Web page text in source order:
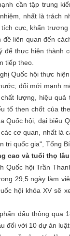
cần tập trung
nhất là trách
cực, khẩn
liên quan đến
thực hiện thành
tiếp theo.
Quốc hội thực
đổi mới mạnh
lượng, hiệu
tố then chốt của
Quốc hội, đại biểu
cơ quan, nhất là
trị quốc gia", Tổng
cao và tuổi thọ lâu
Quốc hội Trần
29,5 ngày làm
hội khóa XV sẽ
đấu thông qua
đối với 10 dự án